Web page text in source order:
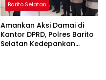
Barito Selatan
Amankan Aksi Damai di
Kantor DPRD, Polres Barito
Selatan Kedepankan